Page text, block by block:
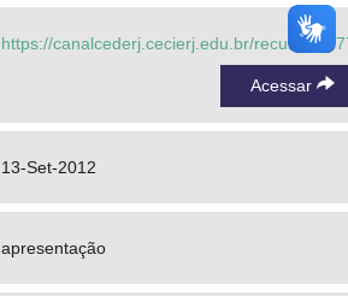
https://canalcederj.cecierj.edu.br/recurso/
Acessar
13-Set-2012
apresentação